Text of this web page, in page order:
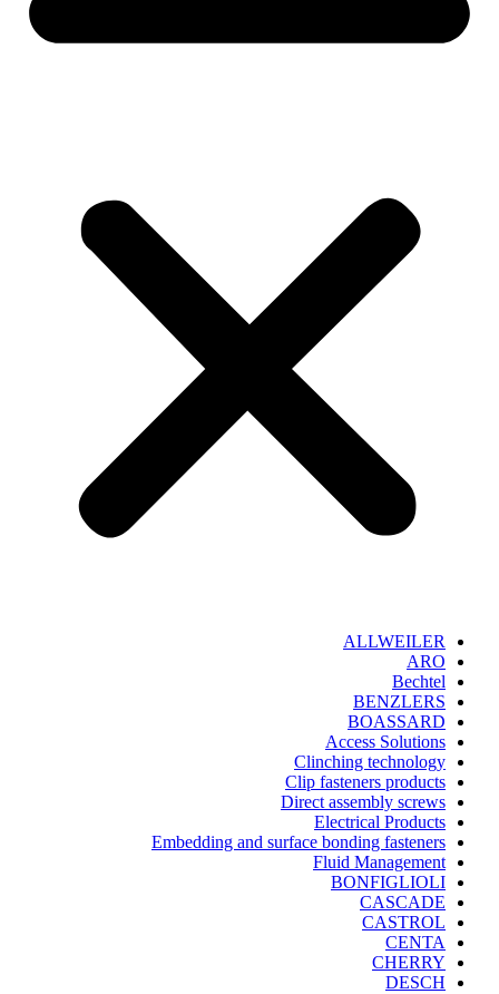
ALLWEILER
ARO
Bechtel
BENZLERS
BOASSARD
Access Solutions
Clinching technology
Clip fasteners products
Direct assembly screws
Electrical Products
Embedding and surface bonding fasteners
Fluid Management
BONFIGLIOLI
CASCADE
CASTROL
CENTA
CHERRY
DESCH